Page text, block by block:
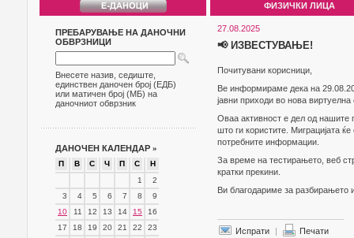
ФИЗИЧКИ ЛИЦА
ПРЕБАРУВАЊЕ НА ДАНОЧНИ
ОБВРЗНИЦИ
Внесете назив, седиште,
единствен даночен број (ЕДБ)
или матичен број (МБ) на
даночниот обврзник
ДАНОЧЕН КАЛЕНДАР »
П В С Ч П С
Н
1
2
3
4 5 6 7 8
9
10
11 12 13 14 15
16
17
18 19 20 21 22
23
27.08.2025
📢 ИЗВЕСТУВАЊЕ!
Почитувани корисници,
Ве информираме дека на
јавни приходи во нова виртуелна
Оваа активност е дел од нашите
што ги користите. Миграцијата
потребните информации.
За време на тестирањето, веб
кратки прекини.
Ви благодариме за разбирањето
Испрати | Печати